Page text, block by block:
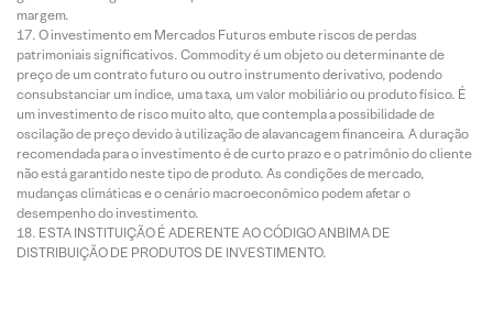
margem.
O investimento em Mercados Futuros embute riscos de perdas
patrimoniais significativos. Commodity é um objeto ou determinante de
preço de um contrato futuro ou outro instrumento derivativo, podendo
consubstanciar um índice, uma taxa, um valor mobiliário ou produto físico. É
um investimento de risco muito alto, que contempla a possibilidade de
oscilação de preço devido à utilização de alavancagem financeira. A duração
recomendada para o investimento é de curto prazo e o patrimônio do cliente
não está garantido neste tipo de produto. As condições de mercado,
mudanças climáticas e o cenário macroeconômico podem afetar o
desempenho do investimento.
ESTA INSTITUIÇÃO É ADERENTE AO CÓDIGO ANBIMA DE
DISTRIBUIÇÃO DE PRODUTOS DE INVESTIMENTO.